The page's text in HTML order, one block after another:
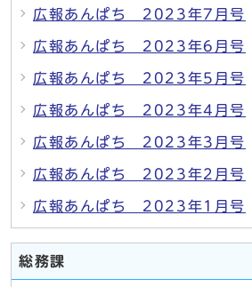
広報あんぱち 2023年7月号
広報あんぱち 2023年6月号
広報あんぱち 2023年5月号
広報あんぱち 2023年4月号
広報あんぱち 2023年3月号
広報あんぱち 2023年2月号
広報あんぱち 2023年1月号
総務課